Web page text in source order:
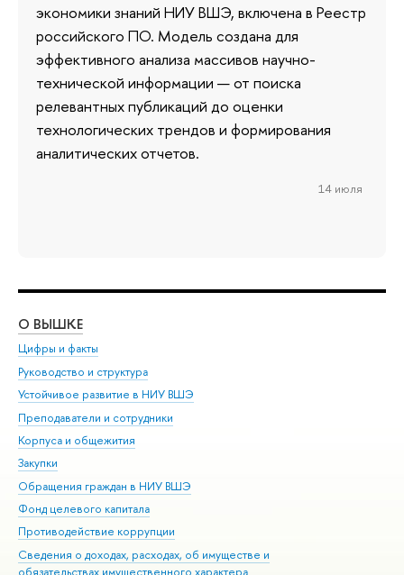
экономики знаний НИУ ВШЭ, включена в Реестр
российского ПО. Модель создана для
эффективного анализа массивов научно-
технической информации — от поиска
релевантных публикаций до оценки
технологических трендов и формирования
аналитических отчетов.
14 июля
О ВЫШКЕ
Цифры и факты
Руководство и структура
Устойчивое развитие в НИУ ВШЭ
Преподаватели и сотрудники
Корпуса и общежития
Закупки
Обращения граждан в НИУ ВШЭ
Фонд целевого капитала
Противодействие коррупции
Сведения о доходах, расходах, об имуществе и
обязательствах имущественного характера